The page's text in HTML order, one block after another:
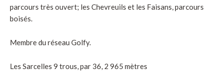
parcours très ouvert; les Chevreuils et les Faisans, parcours
boisés.
Membre du réseau Golfy.
Les Sarcelles 9 trous, par 36, 2 965 mètres